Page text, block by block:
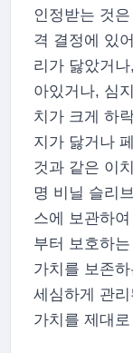
인정받는 것
격 결정에 있
리가 닳았거
아있거나, 심
치가 크게 하
지가 닳거나
것과 같은 이
명 비닐 슬리
스에 보관하
부터 보호하는
가치를 보존
세심하게 관
가치를 제대